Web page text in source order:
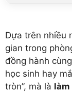
Dựa trên nhiều
gian trong
đồng hành
học sinh hay
tròn”, mà là làm